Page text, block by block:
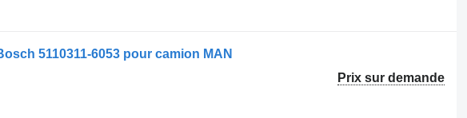
5110311-6053 pour camion MAN
Prix sur demande